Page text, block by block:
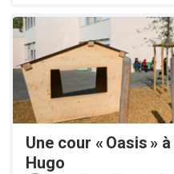
Une cour « Oasis »
Hugo